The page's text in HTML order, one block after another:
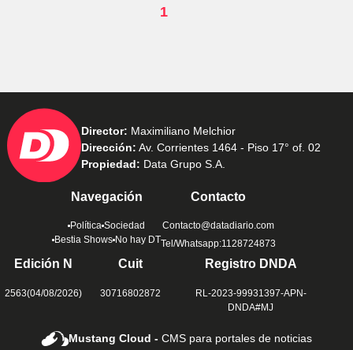
1
Director: Maximiliano Melchior
Dirección: Av. Corrientes 1464 - Piso 17° of. 02
Propiedad: Data Grupo S.A.
Navegación
Política Sociedad
Bestia Shows No hay DT
Contacto
Contacto@datadiario.com
Tel/Whatsapp:1128724873
Edición N
2563(04/08/2026)
Cuit
30716802872
Registro DNDA
RL-2023-99931397-APN-
DNDA#MJ
Mustang Cloud -CMS para portales de noticias